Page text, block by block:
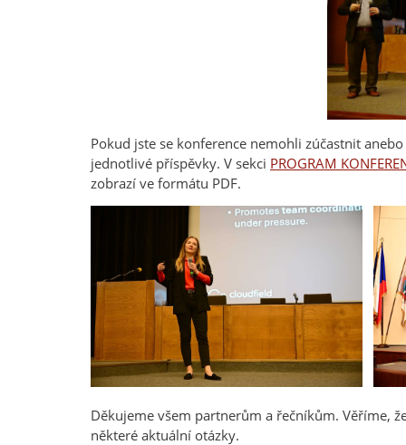
Pokud jste se konference nemohli zúčastnit
jednotlivé příspěvky. V sekci PROGRAM
zobrazí ve formátu PDF.
Děkujeme všem partnerům a řečníkům. Věříme,
některé aktuální otázky.